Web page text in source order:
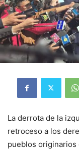
La derrota de la
retroceso a los
pueblos originarios